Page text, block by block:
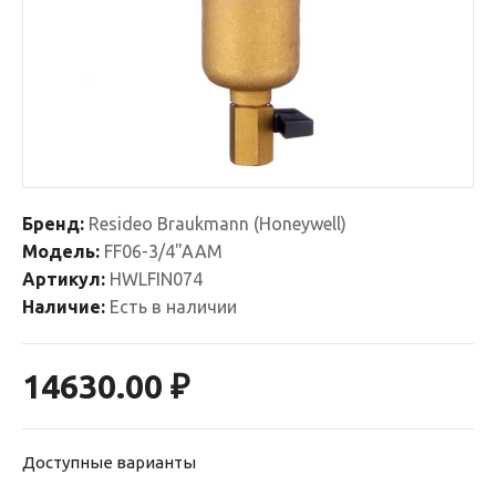
Бренд: Resideo Braukmann (Honeywell)
Модель: FF06-3/4"AAM
Артикул: HWLFIN074
Наличие: Есть в наличии
14630.00 ₽
Доступные варианты